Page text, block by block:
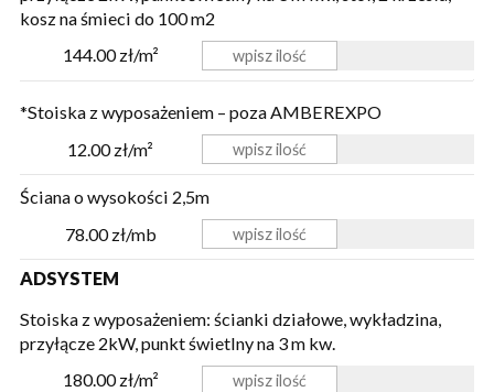
kosz na śmieci do 100 m2
144.00 zł/m²
*Stoiska z wyposażeniem – poza AMBEREXPO
12.00 zł/m²
Ściana o wysokości 2,5m
78.00 zł/mb
ADSYSTEM
Stoiska z wyposażeniem: ścianki działowe, wykładzina,
przyłącze 2kW, punkt świetlny na 3 m kw.
180.00 zł/m²